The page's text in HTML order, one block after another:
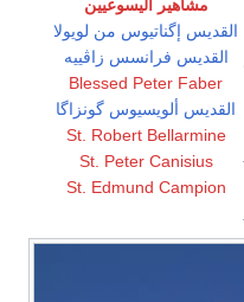
مشاهير اليسوعيين
القديس إگناتيوس من لويولا
القديس فرانسس زاڤييه
Blessed Peter Faber
القديس ألويسيوس گونزاگا
St. Robert Bellarmine
St. Peter Canisius
St. Edmund Campion